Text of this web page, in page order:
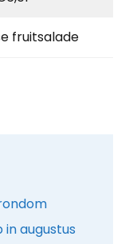
fruitsalade
in augustus